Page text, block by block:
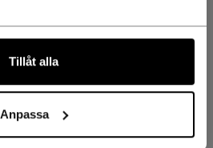
Tillåt alla
AnpassaFria returer